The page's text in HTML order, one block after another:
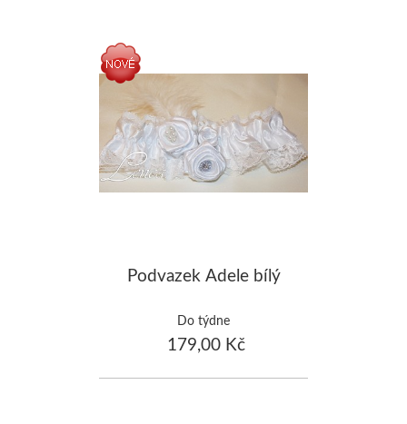
Podvazek Adele bílý
Do týdne
179,00 Kč